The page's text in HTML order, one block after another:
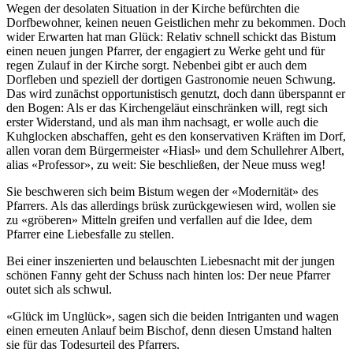
Wegen der desolaten Situation in der Kirche befürchten die
Dorfbewohner, keinen neuen Geistlichen mehr zu bekommen. Doch
wider Erwarten hat man Glück: Relativ schnell schickt das Bistum
einen neuen jungen Pfarrer, der engagiert zu Werke geht und für
regen Zulauf in der Kirche sorgt. Nebenbei gibt er auch dem
Dorfleben und speziell der dortigen Gastronomie neuen Schwung.
Das wird zunächst opportunistisch genutzt, doch dann überspannt er
den Bogen: Als er das Kirchengeläut einschränken will, regt sich
erster Widerstand, und als man ihm nachsagt, er wolle auch die
Kuhglocken abschaffen, geht es den konservativen Kräften im Dorf,
allen voran dem Bürgermeister «Hiasl» und dem Schullehrer Albert,
alias «Professor», zu weit: Sie beschließen, der Neue muss weg!
Sie beschweren sich beim Bistum wegen der «Modernität» des
Pfarrers. Als das allerdings brüsk zurückgewiesen wird, wollen sie
zu «gröberen» Mitteln greifen und verfallen auf die Idee, dem
Pfarrer eine Liebesfalle zu stellen.
Bei einer inszenierten und belauschten Liebesnacht mit der jungen
schönen Fanny geht der Schuss nach hinten los: Der neue Pfarrer
outet sich als schwul.
«Glück im Unglück», sagen sich die beiden Intriganten und wagen
einen erneuten Anlauf beim Bischof, denn diesen Umstand halten
sie für das Todesurteil des Pfarrers.